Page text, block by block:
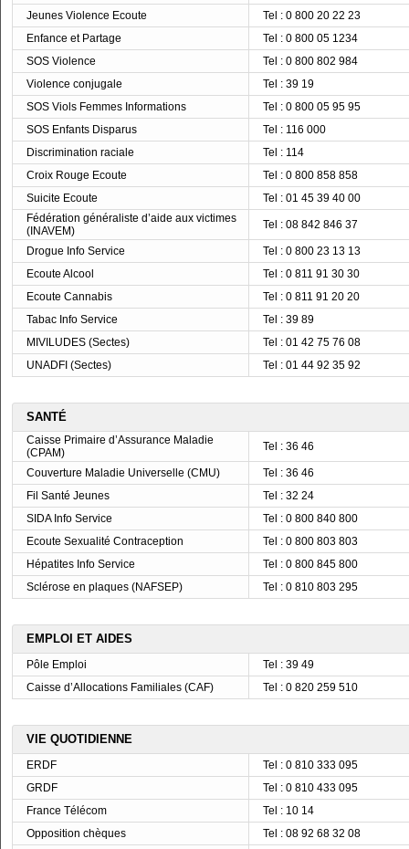
Jeunes Violence Ecoute
Tel : 0 800 20 22 23
Enfance et Partage
Tel : 0 800 05 1234
SOS Violence
Tel : 0 800 802 984
Violence conjugale
Tel : 39 19
SOS Viols Femmes Informations
Tel : 0 800 05 95 95
SOS Enfants Disparus
Tel : 116 000
Discrimination raciale
Tel : 114
Croix Rouge Ecoute
Tel : 0 800 858 858
Suicite Ecoute
Tel : 01 45 39 40 00
Fédération généraliste d’aide aux victimes
(INAVEM)
Tel : 08 842 846 37
Drogue Info Service
Tel : 0 800 23 13 13
Ecoute Alcool
Tel : 0 811 91 30 30
Ecoute Cannabis
Tel : 0 811 91 20 20
Tabac Info Service
Tel : 39 89
MIVILUDES (Sectes)
Tel : 01 42 75 76 08
UNADFI (Sectes)
Tel : 01 44 92 35 92
SANTÉ
Caisse Primaire d’Assurance Maladie
(CPAM)
Tel : 36 46
Couverture Maladie Universelle (CMU)
Tel : 36 46
Fil Santé Jeunes
Tel : 32 24
SIDA Info Service
Tel : 0 800 840 800
Ecoute Sexualité Contraception
Tel : 0 800 803 803
Hépatites Info Service
Tel : 0 800 845 800
Sclérose en plaques (NAFSEP)
Tel : 0 810 803 295
EMPLOI ET AIDES
Pôle Emploi
Tel : 39 49
Caisse d’Allocations Familiales (CAF)
Tel : 0 820 259 510
VIE QUOTIDIENNE
ERDF
Tel : 0 810 333 095
GRDF
Tel : 0 810 433 095
France Télécom
Tel : 10 14
Opposition chèques
Tel : 08 92 68 32 08